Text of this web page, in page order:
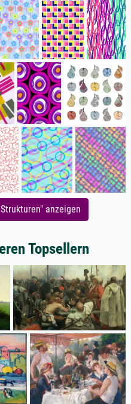
anzeigen
Topsellern